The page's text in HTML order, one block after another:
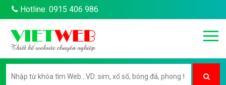
Hotline: 0915 406 986